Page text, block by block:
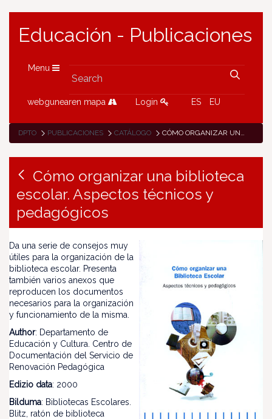
Educación - Publicaciones
Menu
webgunearen mapa Login ES EU
DPTO PUBLICACIONES CATÁLOGO CÓMO ORGANIZAR UNA BIBLIOTECA ESCOLAR. ASPECTOS TÉCNICOS Y PEDAGÓGICOS
Cómo organizar una biblioteca
escolar. Aspectos técnicos y
pedagógicos
Da una serie de consejos muy
útiles para la organización de la
biblioteca escolar. Presenta
también varios anexos que
reproducen los documentos
necesarios para la organización
y funcionamiento de la misma.
Author: Departamento de
Educación y Cultura. Centro de
Documentación del Servicio de
Renovación Pedagógica
Edizio data: 2000
Bilduma: Bibliotecas Escolares.
Blitz, ratón de biblioteca